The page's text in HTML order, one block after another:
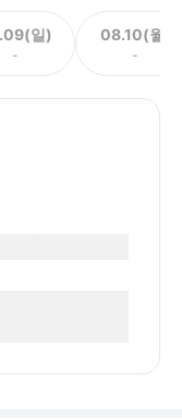
일)
-
08.10(월)
-